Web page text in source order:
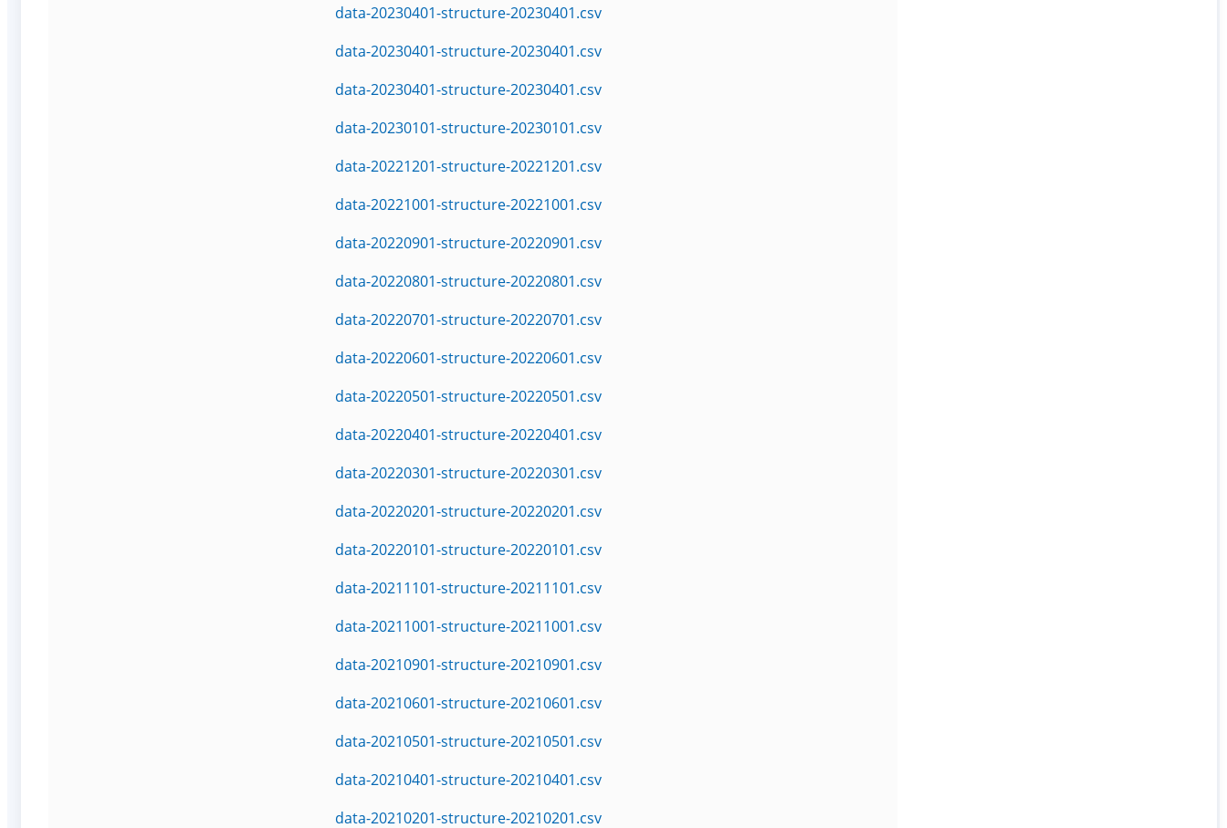
data-20230401-structure-20230401.csv
data-20230401-structure-20230401.csv
data-20230401-structure-20230401.csv
data-20230101-structure-20230101.csv
data-20221201-structure-20221201.csv
data-20221001-structure-20221001.csv
data-20220901-structure-20220901.csv
data-20220801-structure-20220801.csv
data-20220701-structure-20220701.csv
data-20220601-structure-20220601.csv
data-20220501-structure-20220501.csv
data-20220401-structure-20220401.csv
data-20220301-structure-20220301.csv
data-20220201-structure-20220201.csv
data-20220101-structure-20220101.csv
data-20211101-structure-20211101.csv
data-20211001-structure-20211001.csv
data-20210901-structure-20210901.csv
data-20210601-structure-20210601.csv
data-20210501-structure-20210501.csv
data-20210401-structure-20210401.csv
data-20210201-structure-20210201.csv